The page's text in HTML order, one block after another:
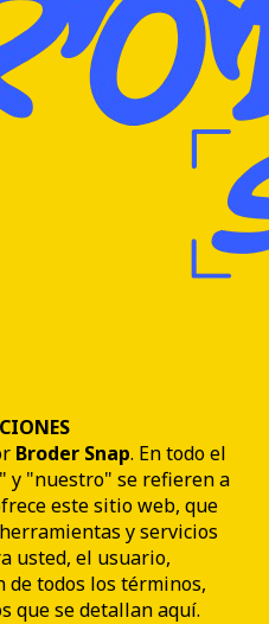
Broder Snap. En todo el
y "nuestro" se refieren a
este sitio web, que
y servicios
usted, el usuario,
de todos los términos,
que se detallan aquí.